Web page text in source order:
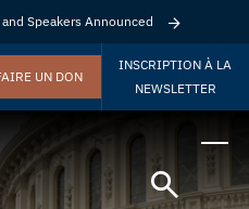
Speakers Announced
UN DON
INSCRIPTION À LA
NEWSLETTER